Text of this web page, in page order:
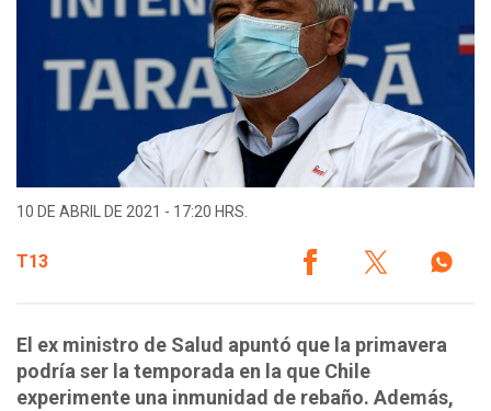
10 DE ABRIL DE 2021 - 17:20 HRS.
T13
El ex ministro de Salud apuntó que la primavera
podría ser la temporada en la que Chile
experimente una inmunidad de rebaño. Además,